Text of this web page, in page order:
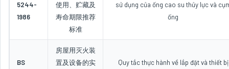
5244-
1986
使用、贮藏及
寿命期限推荐
标准
sử dụng của ống cao su thủy lực và
ống
BS
房屋用灭火装
置及设备的实
Quy tắc thực hành về lắp đặt và thiết bị